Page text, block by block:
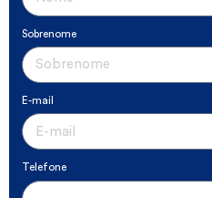
Sobrenome
E-mail
Telefone